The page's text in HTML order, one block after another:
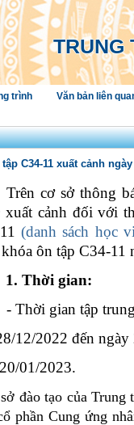
TRUNG
trình Văn bản liên
C34-11 xuất cảnh ngày
Trên cơ sở thông
xuất cảnh đối với
11 (danh sách học
ôn tập C34-11
Thời gian:
- Thời gian tập
12/2022 đến ngày
20/01/2023.
đào tạo của Trung
phần Cung ứng